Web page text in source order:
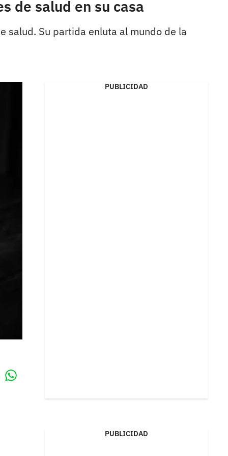
de salud en su casa
salud. Su partida enluta al mundo de la
PUBLICIDAD
PUBLICIDAD